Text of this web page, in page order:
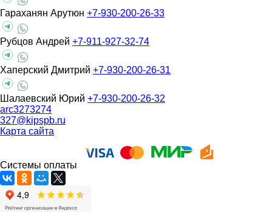
Гараханян Арутюн +7-930-200-26-33
Рубцов Андрей +7-911-927-32-74
Хаперский Дмитрий +7-930-200-26-31
Шалаевский Юрий +7-930-200-26-32
arc3273274
327@kipspb.ru
Карта сайта
Системы оплаты